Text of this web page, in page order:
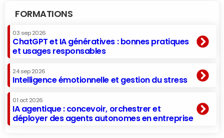
FORMATIONS
03 sep 2026
ChatGPT et IA génératives : bonnes pratiques
et usages responsables
24 sep 2026
Intelligence émotionnelle et gestion du stress
01 oct 2026
IA agentique : concevoir, orchestrer et
déployer des agents autonomes en entreprise